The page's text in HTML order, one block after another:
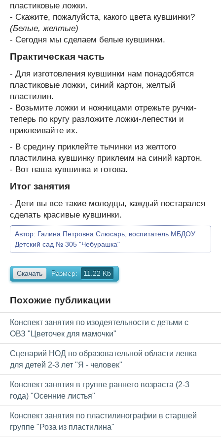
пластиковые ложки.
- Скажите, пожалуйста, какого цвета кувшинки?
(Белые, желтые)
- Сегодня мы сделаем белые кувшинки.
Практическая часть
- Для изготовления кувшинки нам понадобятся
пластиковые ложки, синий картон, желтый
пластилин.
- Возьмите ложки и ножницами отрежьте ручки-
теперь по кругу разложите ложки-лепестки и
приклеивайте их.
- В средину приклейте тычинки из желтого
пластилина кувшинку приклеим на синий картон.
- Вот наша кувшинка и готова.
Итог занятия
- Дети вы все такие молодцы, каждый постарался
сделать красивые кувшинки.
Автор: Галина Петровна Слюсарь, воспитатель МБДОУ
Детский сад № 305 "Чебурашка"
Скачать Размер: 11.22 Kb
Похожие публикации
Конспект занятия по изодеятельности с детьми с
ОВЗ "Цветочек для мамочки"
Сценарий НОД по образовательной области лепка
для детей 2-3 лет "Я - человек"
Конспект занятия в группе раннего возраста (2-3
года) "Осенние листья"
Конспект занятия по пластилинографии в старшей
группе "Роза из пластилина"